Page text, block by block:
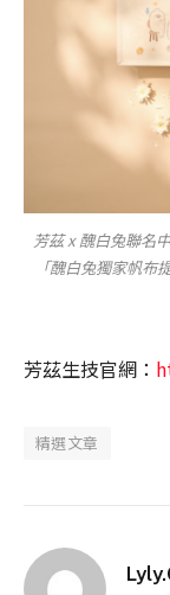
芳茲 x 醜白兔聯名
「醜白兔獨家帆布
芳茲生技官網：
精選文章